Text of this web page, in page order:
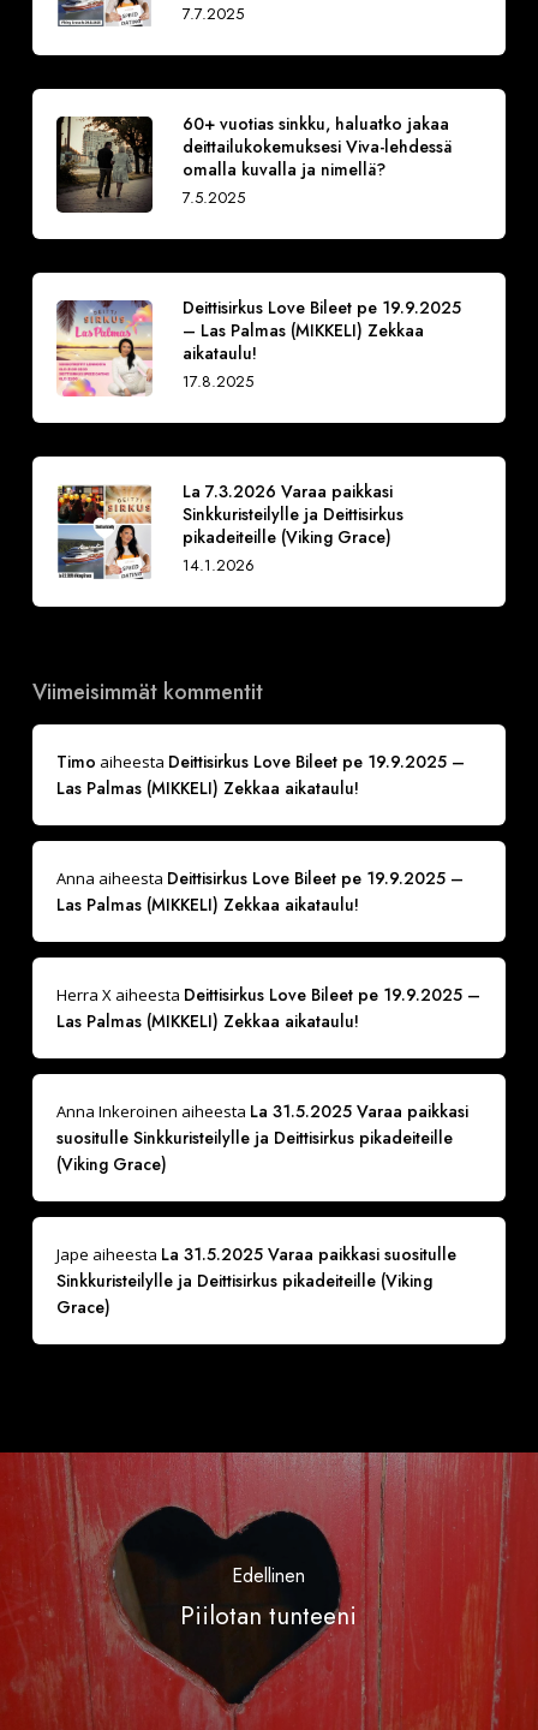
7.7.2025
60+ vuotias sinkku, haluatko jakaa
deittailukokemuksesi Viva-lehdessä
omalla kuvalla ja nimellä?
7.5.2025
Deittisirkus Love Bileet pe 19.9.2025
– Las Palmas (MIKKELI) Zekkaa
aikataulu!
17.8.2025
La 7.3.2026 Varaa paikkasi
Sinkkuristeilylle ja Deittisirkus
pikadeiteille (Viking Grace)
14.1.2026
Viimeisimmät kommentit
Timo aiheesta Deittisirkus Love Bileet pe 19.9.2025 –
Las Palmas (MIKKELI) Zekkaa aikataulu!
Anna aiheesta Deittisirkus Love Bileet pe 19.9.2025 –
Las Palmas (MIKKELI) Zekkaa aikataulu!
Herra Xaiheesta Deittisirkus Love Bileet pe 19.9.2025 –
Las Palmas (MIKKELI) Zekkaa aikataulu!
Anna Inkeroinen aiheesta La 31.5.2025 Varaa paikkasi
suositulle Sinkkuristeilylle ja Deittisirkus pikadeiteille
(Viking Grace)
Jape aiheesta La 31.5.2025 Varaa paikkasi suositulle
Sinkkuristeilylle ja Deittisirkus pikadeiteille (Viking
Grace)
Edellinen
Piilotan tunteeni